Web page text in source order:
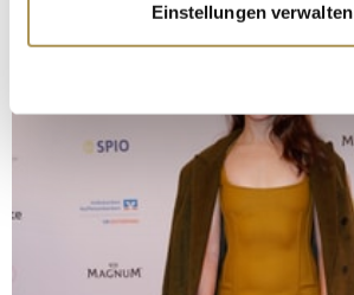
Informationen über Ihre
erfassen, welche bis auf einige
bestimmten Merkmalen
Erfahren Sie mehr darüber, wie Ihre
verarbeitet werden, und legen Sie Ihre
Abschnitt Einzelheiten
Wir verwenden Cookies, um Inhalte
Einstellungen verwalten